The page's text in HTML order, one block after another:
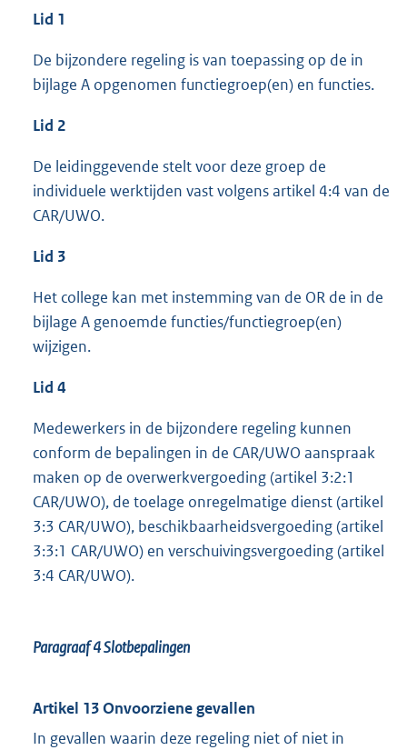
Lid 1
De bijzondere regeling is van toepassing op de in
bijlage A opgenomen functiegroep(en) en functies.
Lid 2
De leidinggevende stelt voor deze groep de
individuele werktijden vast volgens artikel 4:4 van de
CAR/UWO.
Lid 3
Het college kan met instemming van de OR de in de
bijlage A genoemde functies/functiegroep(en)
wijzigen.
Lid 4
Medewerkers in de bijzondere regeling kunnen
conform de bepalingen in de CAR/UWO aanspraak
maken op de overwerkvergoeding (artikel 3:2:1
CAR/UWO), de toelage onregelmatige dienst (artikel
3:3 CAR/UWO), beschikbaarheidsvergoeding (artikel
3:3:1 CAR/UWO) en verschuivingsvergoeding (artikel
3:4 CAR/UWO).
Paragraaf 4Slotbepalingen
Artikel 13 Onvoorziene gevallen
In gevallen waarin deze regeling niet of niet in